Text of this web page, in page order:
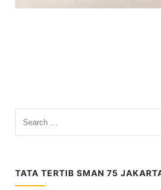
TATA TERTIB SMAN 75